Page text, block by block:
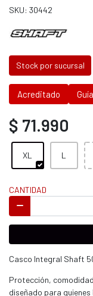
SKU: 30442
Stock por sucursal
Acreditado
$ 71.990
XL L
CANTIDAD
Casco Integral Shaft
Protección,
diseñado para